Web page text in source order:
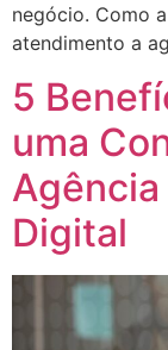
negócio. Como
atendimento a
5
uma
Digital